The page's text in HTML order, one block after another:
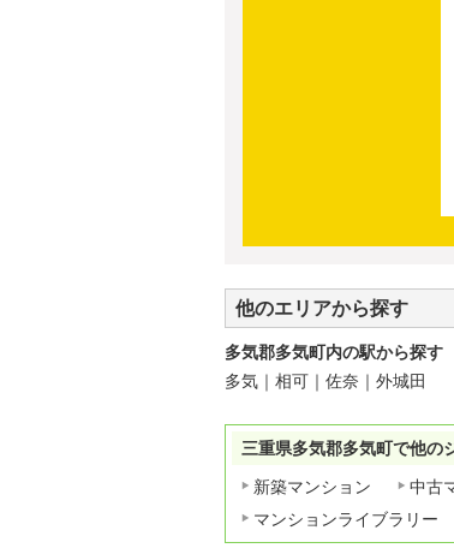
他のエリアから探す
多気郡多気町内の駅から探す
多気 ｜ 相可 ｜ 佐奈 ｜ 外城田
三重県多気郡多気町で他の
新築マンション
中古
マンションライブラリー